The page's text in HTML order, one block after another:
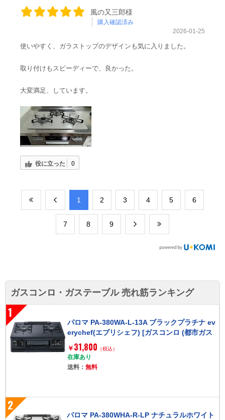
風の又三郎様
購入確認済み
2026-01-25
使いやすく、ガラストップのデザインも気に入りました。
取り付けもスピーディーで、良かった。
大変満足、しています。
役に立った 0
​1 ​2 ​3 ​4 ​5 ​6
​7 ​8 ​9
ガスコンロ・ガステーブル 売れ筋ランキング
1
パロマ PA-380WA-L-13A ブラックプラチナ ev
erychef(エブリシェフ) [ガスコンロ (都市ガス
用 左強火力 2口)]
￥ 31,800 （税込）
在庫あり
送料：無料
2
パロマ PA-380WHA-R-LP ナチュラルホワイト